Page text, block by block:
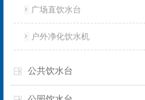
广场直饮水台
户外净化饮水机
公共饮水台